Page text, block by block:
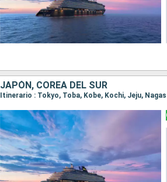
JAPÓN, COREA DEL SUR
Itinerario : Tokyo, Toba, Kobe, Kochi, Jeju,